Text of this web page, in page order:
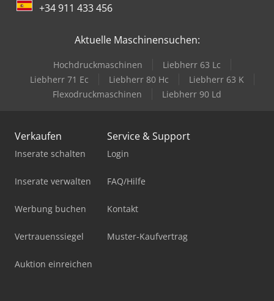
+34 911 433 456
Aktuelle Maschinensuchen:
Hochdruckmaschinen
Liebherr 63 Lc
Liebherr 71 Ec
Liebherr 80 Hc
Liebherr 63 K
Flexodruckmaschinen
Liebherr 90 Ld
Verkaufen
Inserate schalten
Inserate verwalten
Werbung buchen
Vertrauenssiegel
Auktion einreichen
Service & Support
Login
FAQ/Hilfe
Kontakt
Muster-Kaufvertrag